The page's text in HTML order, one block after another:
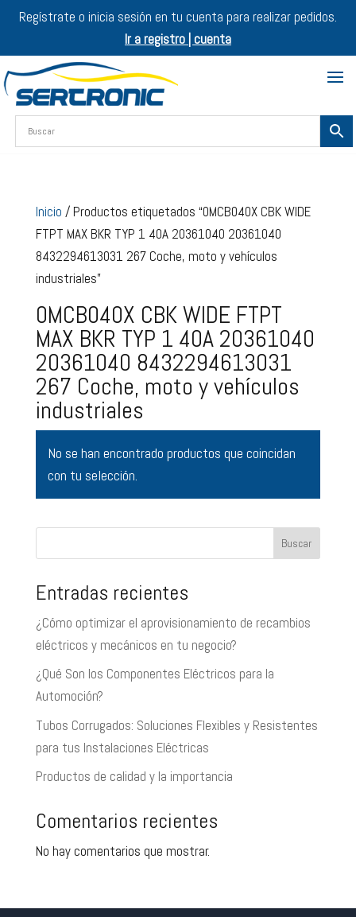
Regístrate o inicia sesión en tu cuenta para realizar pedidos.
Ir a registro | cuenta
Inicio / Productos etiquetados “0MCB040X CBK WIDE
FTPT MAX BKR TYP 1 40A 20361040 20361040
8432294613031 267 Coche, moto y vehículos
industriales”
0MCB040X CBK WIDE FTPT
MAX BKR TYP 1 40A 20361040
20361040 8432294613031
267 Coche, moto y vehículos
industriales
No se han encontrado productos que coincidan
con tu selección.
Buscar
Entradas recientes
¿Cómo optimizar el aprovisionamiento de recambios
eléctricos y mecánicos en tu negocio?
¿Qué Son los Componentes Eléctricos para la
Automoción?
Tubos Corrugados: Soluciones Flexibles y Resistentes
para tus Instalaciones Eléctricas
Productos de calidad y la importancia
Comentarios recientes
No hay comentarios que mostrar.